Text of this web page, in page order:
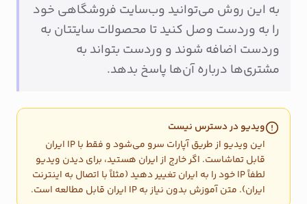
به این روش می‌توانید وب‌سایت فروشگاهی خود
را به وردست وصل کنید تا محصولات سایتتان به‌
وردست اضافه شوند و وردست بتواند به
مشتری‌ها درباره آن‌ها پاسخ بدهد.
ویدیو در دسترس نیست
این ویدیو از طریق آپارات سرو می‌شود و فقط با IP ایران
قابل تماشاست. اگر خارج از ایران هستید، برای دیدن ویدیو
لطفاً IP خود را به ایران تغییر دهید (مثلاً با اتصال به اینترنت
ایران). متن آموزش بدون نیاز به IP ایران قابل مطالعه است.